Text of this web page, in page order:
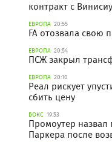
контракт с
ЕВРОПА 20:55
FA отозвала свою
ЕВРОПА 20:54
ПСЖ закрыл
ЕВРОПА 20:10
Реал рискует
сбить цену
БОКС 19:53
Промоутер
Паркера после